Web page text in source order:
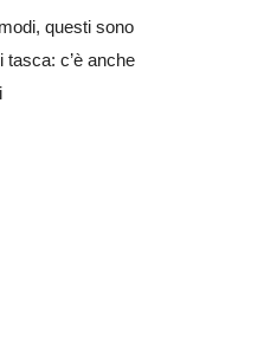
questi sono
tasca: c’è anche